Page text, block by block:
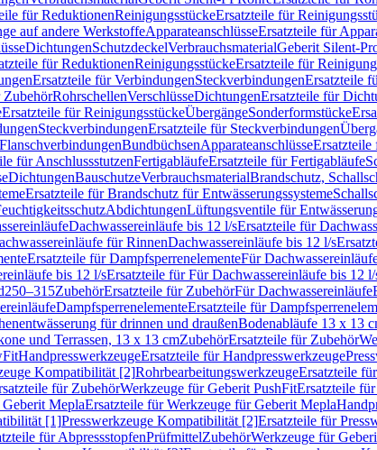
für ReduktionenReinigungsstückeErsatzteile für
auf andere WerkstoffeApparateanschlüsseErsatzteile für
DichtungenSchutzdeckelVerbrauchsmaterialGeberit Silent-
für ReduktionenReinigungsstückeErsatzteile für
Ersatzteile für VerbindungenSteckverbindungenErsatzteile
ZubehörRohrschellenVerschlüsseDichtungenErsatzteile für
Ersatzteile für ReinigungsstückeÜbergängeSonderformstücke
SteckverbindungenErsatzteile für Steckverbindungen
FlanschverbindungenBundbüchsenApparateanschlüsseErsatzteile
für AnschlussstutzenFertigabläufeErsatzteile für Fertigabläufe
DichtungenBauschutzeVerbrauchsmaterialBrandschutz,
Ersatzteile für Brandschutz für Entwässerungssysteme
AbdichtungenLüftungsventile für
Dachwassereinläufe bis 12 l/sErsatzteile für
für RinnenDachwassereinläufe bis 12 l/s
Ersatzteile für DampfsperrenelementeFür
bis 12 l/sErsatzteile für Für Dachwassereinläufe bis 12 l/
ZubehörErsatzteile für ZubehörFür Dachwassereinläufe
DampfsperrenelementeErsatzteile für
für drinnen und draußenBodenabläufe 13 x 13
und Terrassen, 13 x 13 cmZubehörErsatzteile für Zubehör
HandpresswerkzeugeErsatzteile für Handpresswerkzeuge
Kompatibilität [2]RohrbearbeitungswerkzeugeErsatzteile für
für ZubehörWerkzeuge für Geberit PushFitErsatzteile
MeplaErsatzteile für Werkzeuge für Geberit Mepla
[1]Presswerkzeuge Kompatibilität [2]Ersatzteile für
für AbpressstopfenPrüfmittelZubehörWerkzeuge für